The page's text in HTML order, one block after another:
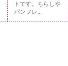
トです。ちらしや
パンフレ...